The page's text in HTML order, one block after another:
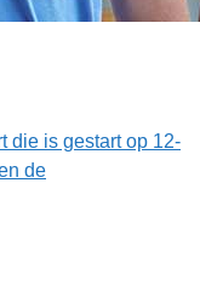
die is gestart op 12-
de